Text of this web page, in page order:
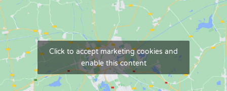
Click to accept marketing cookies and
enable this content